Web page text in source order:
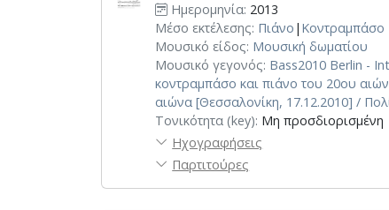
Ημερομηνία: 2013
Μέσο εκτέλεσης: Πιάνο | Κοντραμπάσο
Μουσικό είδος: Μουσική δωματίου
Μουσικό γεγονός: Bass2010 Berlin -
κοντραμπάσο και πιάνο του 20ου
αιώνα [Θεσσαλονίκη, 17.12.2010] /
Τονικότητα (key): Μη προσδιορισμένη
Ηχογραφήσεις
Παρτιτούρες